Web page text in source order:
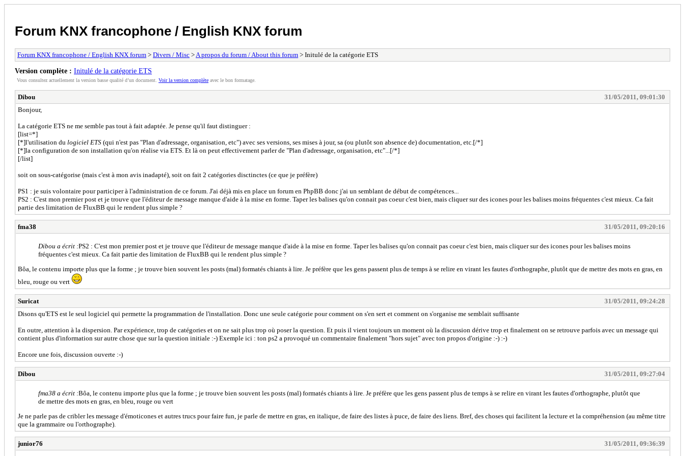
Forum KNX francophone / English KNX forum
Forum KNX francophone / English KNX forum > Divers / Misc > A propos du forum / About this forum > Initulé de la catégorie ETS
Version complète : Initulé de la catégorie ETS
Vous consultez actuellement la version basse qualité d’un document. Voir la version complète avec le bon formatage.
Dibou
31/05/2011, 09:01:30
Bonjour,
La catégorie ETS ne me semble pas tout à fait adaptée. Je pense qu'il faut distinguer :
[list=*]
[*]l'utilisation du logiciel ETS (qui n'est pas "Plan d'adressage, organisation, etc") avec ses versions, ses mises à jour, sa (ou plutôt son absence de) documentation, etc.[/*]
[*]la configuration de son installation qu'on réalise via ETS. Et là on peut effectivement parler de "Plan d'adressage, organisation, etc"...[/*]
[/list]
soit on sous-catégorise (mais c'est à mon avis inadapté), soit on fait 2 catégories disctinctes (ce que je préfère)
PS1 : je suis volontaire pour participer à l'administration de ce forum. J'ai déjà mis en place un forum en PhpBB donc j'ai un semblant de début de compétences...
PS2 : C'est mon premier post et je trouve que l'éditeur de message manque d'aide à la mise en forme. Taper les balises qu'on connait pas coeur c'est bien, mais cliquer sur des icones pour les balises moins fréquentes c'est mieux. Ca fait
partie des limitation de FluxBB qui le rendent plus simple ?
fma38 31/05/2011, 09:20:16
Dibou a écrit :PS2 : C'est mon premier post et je trouve que l'éditeur de message manque d'aide à la mise en forme. Taper les balises qu'on connait pas coeur c'est bien, mais cliquer sur des icones pour les balises moins
fréquentes c'est mieux. Ca fait partie des limitation de FluxBB qui le rendent plus simple ?
Bôa, le contenu importe plus que la forme ; je trouve bien souvent les posts (mal) formatés chiants à lire. Je préfère que les gens passent plus de temps à se relire en virant les fautes d'orthographe, plutôt que de mettre des mots en gras, en
bleu, rouge ou vert
Suricat
31/05/2011, 09:24:28
Disons qu'ETS est le seul logiciel qui permette la programmation de l'installation. Donc une seule catégorie pour comment on s'en sert et comment on s'organise me semblait suffisante
En outre, attention à la dispersion. Par expérience, trop de catégories et on ne sait plus trop où poser la question. Et puis il vient toujours un moment où la discussion dérive trop et finalement on se retrouve parfois avec un message qui
contient plus d'information sur autre chose que sur la question initiale :-) Exemple ici : ton ps2 a provoqué un commentaire finalement "hors sujet" avec ton propos d'origine :-) :-)
Encore une fois, discussion ouverte :-)
Dibou 31/05/2011, 09:27:04
fma38 a écrit :Bôa, le contenu importe plus que la forme ; je trouve bien souvent les posts (mal) formatés chiants à lire. Je préfère que les gens passent plus de temps à se relire en virant les fautes d'orthographe, plutôt que
de mettre des mots en gras, en bleu, rouge ou vert
Je ne parle pas de cribler les message d'émoticones et autres trucs pour faire fun, je parle de mettre en gras, en italique, de faire des listes à puce, de faire des liens. Bref, des choses qui facilitent la lecture et la compréhension (au même titre
que la grammaire ou l'orthographe).
junior76 31/05/2011, 09:36:39